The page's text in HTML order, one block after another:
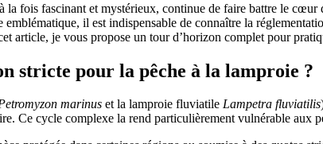
fois fascinant et mystérieux, continue de faire battre le cœur
emblématique, il est indispensable de connaître la
article, je vous propose un tour d’horizon complet pour
stricte pour la pêche à la lamproie ?
marinus et la lamproie fluviatile Lampetra fluviatilis
Ce cycle complexe la rend particulièrement vulnérable aux